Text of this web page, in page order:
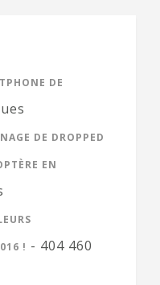
DE
DE DROPPED
EN
! - 404 460